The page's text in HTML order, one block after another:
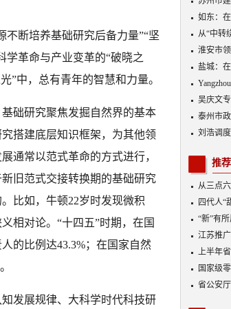
断培养基础研究后备力量”“坚
学革命与产业变革的“破晓之
”中，总有青年的智慧和力量。
础研究聚焦发掘自然界的基本
搭建底层知识框架，为其他领
通常以范式革命的方式进行，
旧范式交接转换期的基础研究
比如，牛顿22岁时发现微积
相对论。“十四五”时期，在国
的比例达43.3%；在国家自然
发展规律、大科学时代科技研
如东：
从“中转
优出海口
淮安市
盐城：
吴庆文
泰州市
刘浩调
推
从三点
四代人“
“新”有
到“娘家”
江苏推
业治理“
上半年
出3.5个
国家级
省公安